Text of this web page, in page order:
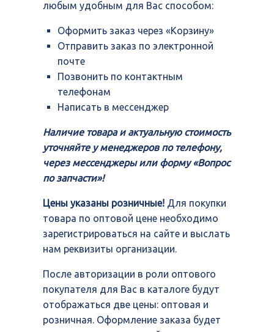
любым удобным для Вас способом:
Оформить заказ через «Корзину»
Отправить заказ по электронной
почте
Позвонить по контактным
телефонам
Написать в мессенджер
Наличие товара и актуальную стоимость
уточняйте у менеджеров по телефону,
через мессенджеры или форму «Вопрос
по запчасти»!
Цены указаны розничные! Для покупки
товара по оптовой цене необходимо
зарегистрироваться на сайте и выслать
нам реквизиты организации.
После авторизации в роли оптового
покупателя для Вас в каталоге будут
отображаться две цены: оптовая и
розничная. Оформление заказа будет